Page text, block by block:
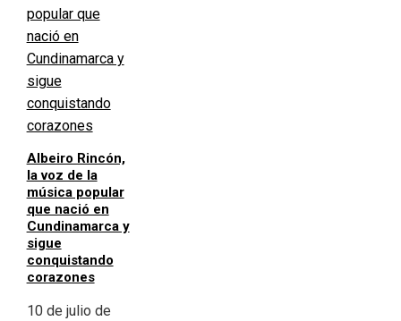
Albeiro Rincón,
la voz de la
música popular
que nació en
Cundinamarca y
sigue
conquistando
corazones
10 de julio de